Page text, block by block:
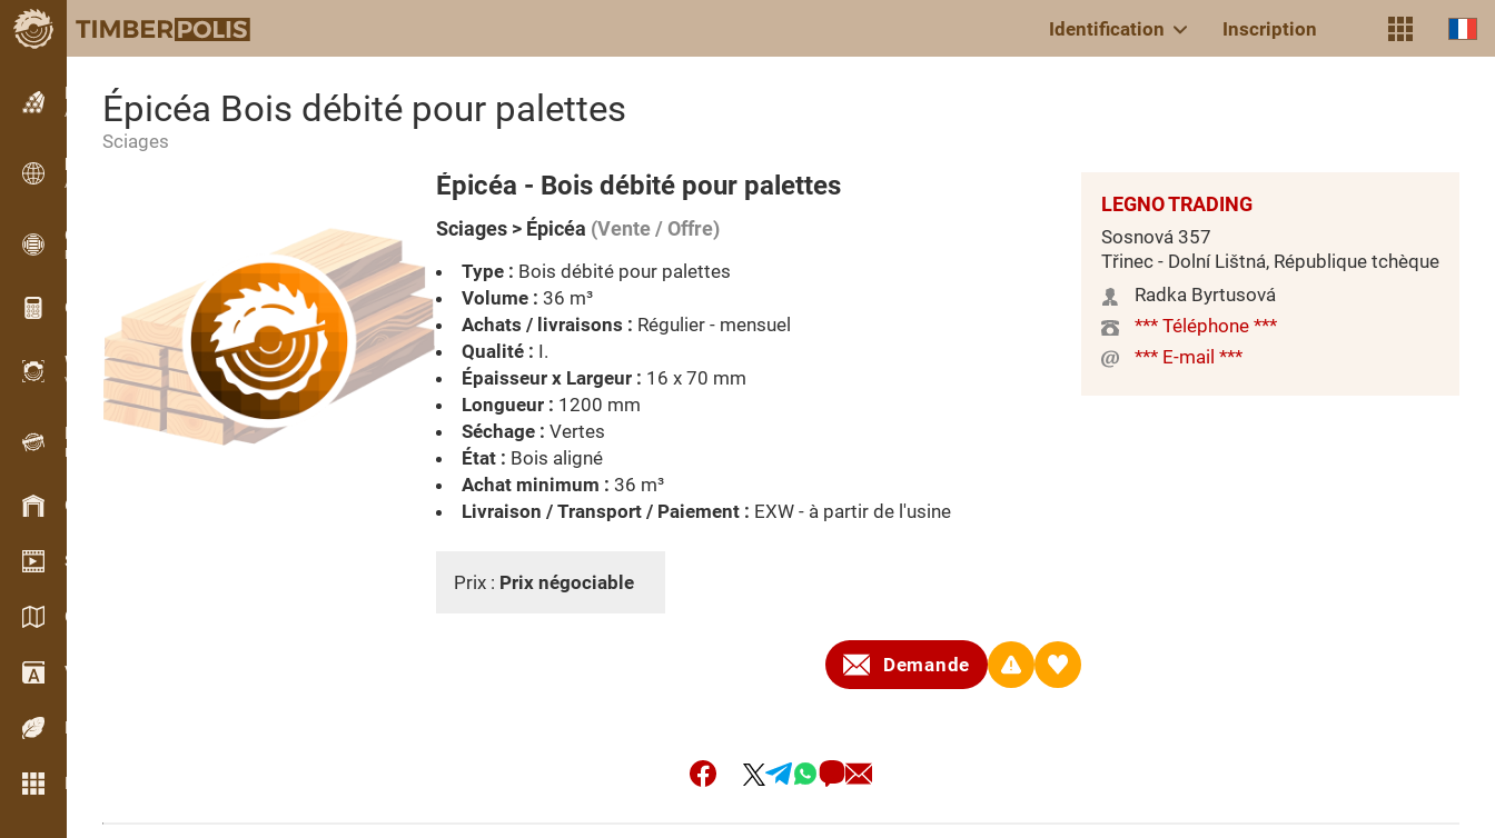
Identification Inscription
Petites annonces
Annonces texte
Petites annonces
Annonces internationales
OPTI-TIMB
Plans de débit
Calculateurs pour le bois
WoodProfi
Volume de bois avec IA
Enregistreur
Inventaire du bois sur le terrain
Gestion du stock
Schowroom vidéo
Catalogues / Brochures
Vocabulaire
Espèces de bois
Plus de fonctions
Épicéa Bois débité pour palettes
Sciages
Épicéa - Bois débité pour palettes
Sciages > Épicéa (Vente / Offre)
Type : Bois débité pour palettes
Volume : 36 m³
Achats / livraisons : Régulier - mensuel
Qualité : I.
Épaisseur x Largeur : 16 x 70 mm
Longueur : 1200 mm
Séchage : Vertes
État : Bois aligné
Achat minimum : 36 m³
Livraison / Transport / Paiement : EXW - à partir de l'usine
Prix : Prix négociable
Demande
LEGNO TRADING
Sosnová 357
Třinec - Dolní Lištná, République tchèque
Radka Byrtusová
*** Téléphone ***
*** E-mail ***